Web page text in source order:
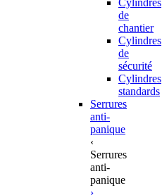
de
chantier
Cylindres
de
sécurité
Cylindres
standards
Serrures
anti-
panique
‹
Serrures
anti-
panique
›